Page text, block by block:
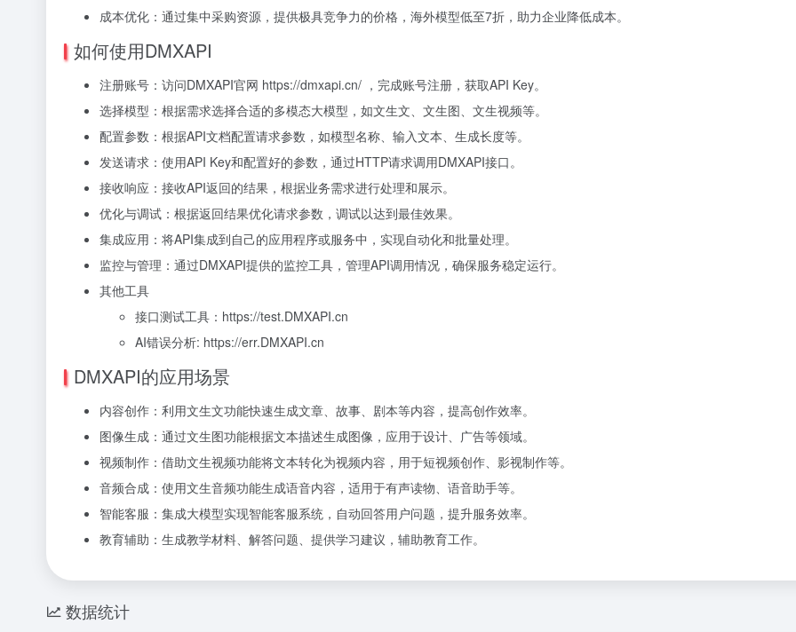
成本优化：通过集中采购资源，提供极具竞争力的价格，海外模型低至7折，助力企业降低成本。
如何使用DMXAPI
注册账号：访问DMXAPI官网 https://dmxapi.cn/ ，完成账号注册，获取API Key。
选择模型：根据需求选择合适的多模态大模型，如文生文、文生图、文生视频等。
配置参数：根据API文档配置请求参数，如模型名称、输入文本、生成长度等。
发送请求：使用API Key和配置好的参数，通过HTTP请求调用DMXAPI接口。
接收响应：接收API返回的结果，根据业务需求进行处理和展示。
优化与调试：根据返回结果优化请求参数，调试以达到最佳效果。
集成应用：将API集成到自己的应用程序或服务中，实现自动化和批量处理。
监控与管理：通过DMXAPI提供的监控工具，管理API调用情况，确保服务稳定运行。
其他工具
接口测试工具：https://test.DMXAPI.cn
AI错误分析: https://err.DMXAPI.cn
DMXAPI的应用场景
内容创作：利用文生文功能快速生成文章、故事、剧本等内容，提高创作效率。
图像生成：通过文生图功能根据文本描述生成图像，应用于设计、广告等领域。
视频制作：借助文生视频功能将文本转化为视频内容，用于短视频创作、影视制作等。
音频合成：使用文生音频功能生成语音内容，适用于有声读物、语音助手等。
智能客服：集成大模型实现智能客服系统，自动回答用户问题，提升服务效率。
教育辅助：生成教学材料、解答问题、提供学习建议，辅助教育工作。
数据统计